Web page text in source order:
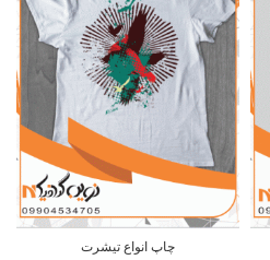
چاپ انواع تیشرت